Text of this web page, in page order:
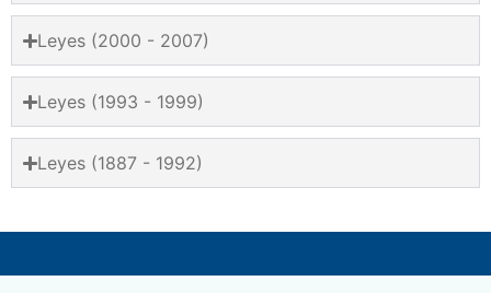
Leyes (2000 - 2007)
Leyes (1993 - 1999)
Leyes (1887 - 1992)